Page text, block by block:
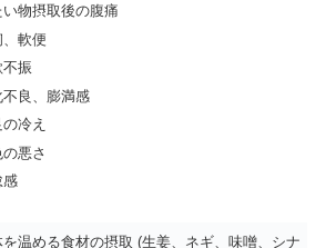
い物摂取後の腹痛
軟便
振
不良、膨満感
冷え
悪さ
感
を温める食材の摂取 (生姜、ネギ、味噌、シナ